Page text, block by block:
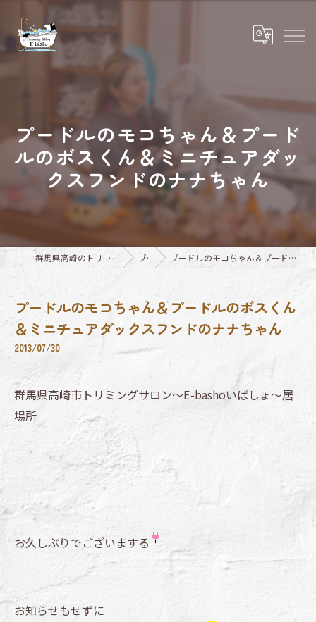
プードルのモコちゃん＆プード
ルのボスくん＆ミニチュアダッ
クスフンドのナナちゃん
群馬県高崎のトリミングならTrimming Salon E-basho ブログ プードルのモコちゃん＆プードルのボスくん＆ミニチュアダックスフンドのナナちゃん
プードルのモコちゃん＆プードルのボスくん
＆ミニチュアダックスフンドのナナちゃん
2013/07/30
群馬県高崎市トリミングサロン～E-bashoいばしょ～居
場所
お久しぶりでございまする
お知らせもせずに